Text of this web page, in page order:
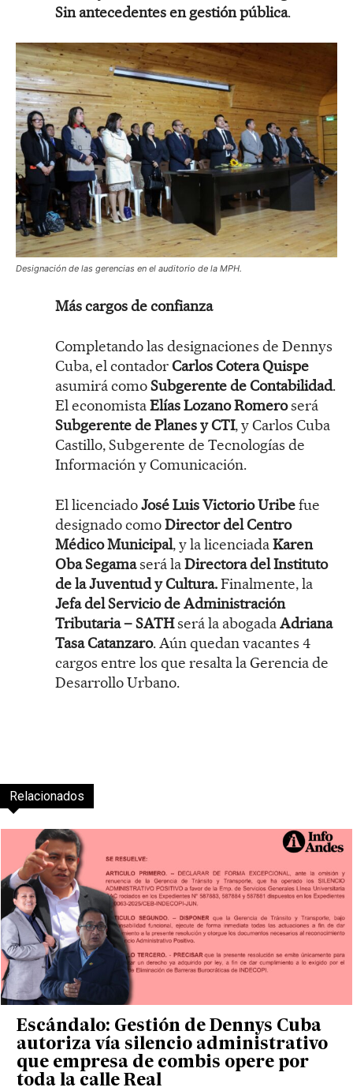
Sin antecedentes en gestión pública.
Designación de las gerencias en el auditorio de la MPH.
Más cargos de confianza
Completando las designaciones de Dennys
Cuba, el contadorCarlos Cotera Quispe
asumirá comoSubgerente de Contabilidad.
El economistaElías Lozano Romeroserá
Subgerente de Planes y CTI, y Carlos Cuba
Castillo, Subgerente de Tecnologías de
Información y Comunicación.
El licenciadoJosé Luis Victorio Uribefue
designado comoDirector del Centro
Médico Municipal, y la licenciadaKaren
Oba Segamaserá laDirectora del Instituto
de la Juventud y Cultura.Finalmente, la
Jefa del Servicio de Administración
Tributaria – SATHserá la abogadaAdriana
Tasa Catanzaro. Aún quedan vacantes 4
cargos entre los que resalta la Gerencia de
Desarrollo Urbano.
Relacionados
Escándalo: Gestión de Dennys Cuba
autoriza vía silencio administrativo
que empresa de combis opere por
toda la calle Real